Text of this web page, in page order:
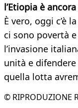
l’Etiopia è ancora
È vero, oggi c’è
ci sono povertà
l’invasione
unità e
quella lotta
© RIPRODUZIONE